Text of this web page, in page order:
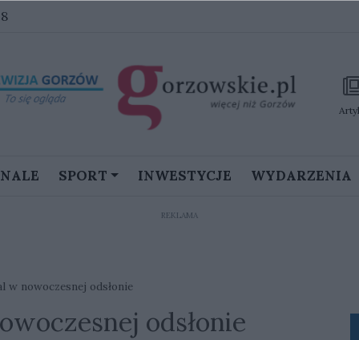
SPORT INWESTYCJE WYDARZENIA
REKLAMA
w nowoczesnej odsłonie
odsłonie